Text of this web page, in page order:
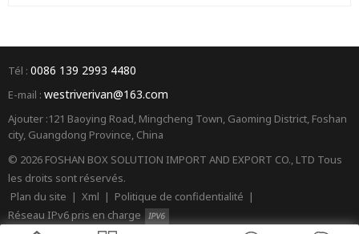
Tél : 0086 139 2993 4480
E-mail : westriverivan@163.com
Ajouter :121 Baoying Road, Mingcheng Town, Gaoming District, Foshan
city, Guangdong Province, China
© 2026 FOSHAN BOX SOLUTION IMPORT AND EXPORT CO., LTD Tous
les droits sont réservés.
Plan du site | Xml | Politique de confidentialité |
Réseau IPv6 pris en charge